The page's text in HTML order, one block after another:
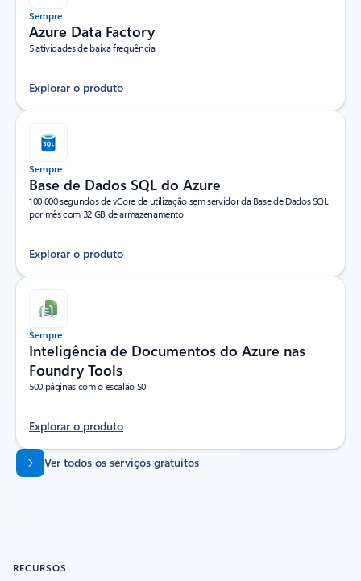
Sempre
Azure Data Factory
5 atividades de baixa frequência
Explorar o produto
Sempre
Base de Dados SQL do Azure
100 000 segundos de vCore de utilização sem servidor da Base de Dados SQL
por mês com 32 GB de armazenamento
Explorar o produto
Sempre
Inteligência de Documentos do Azure nas
Foundry Tools
500 páginas com o escalão S0
Explorar o produto
Voltar aos separadores
Ver todos os serviços gratuitos
RECURSOS